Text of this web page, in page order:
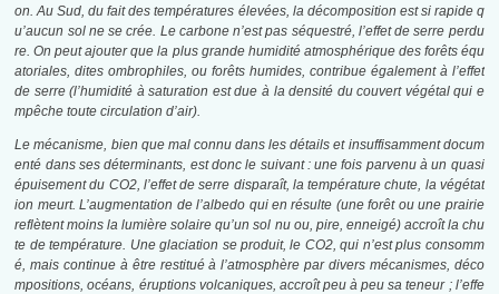
on. Au Sud, du fait des températures élevées, la décomposition est si rapide q
u’aucun sol ne se crée. Le carbone n’est pas séquestré, l’effet de serre perdu
re. On peut ajouter que la plus grande humidité atmosphérique des forêts équ
atoriales, dites ombrophiles, ou forêts humides, contribue également à l’effet
de serre (l’humidité à saturation est due à la densité du couvert végétal qui e
mpêche toute circulation d’air).
Le mécanisme, bien que mal connu dans les détails et insuffisamment docum
enté dans ses déterminants, est donc le suivant : une fois parvenu à un quasi
épuisement du CO2, l’effet de serre disparaît, la température chute, la végétat
ion meurt. L’augmentation del’albedo qui en résulte (une forêt ou une prairie
reflètent moins la lumière solaire qu’unsol nu ou, pire, enneigé) accroît la chu
te de température. Une glaciation se produit, le CO2, qui n’est plus consomm
é, mais continue à être restitué à l’atmosphère par divers mécanismes, déco
mpositions, océans, éruptions volcaniques, accroît peu à peu sa teneur ; l’effe